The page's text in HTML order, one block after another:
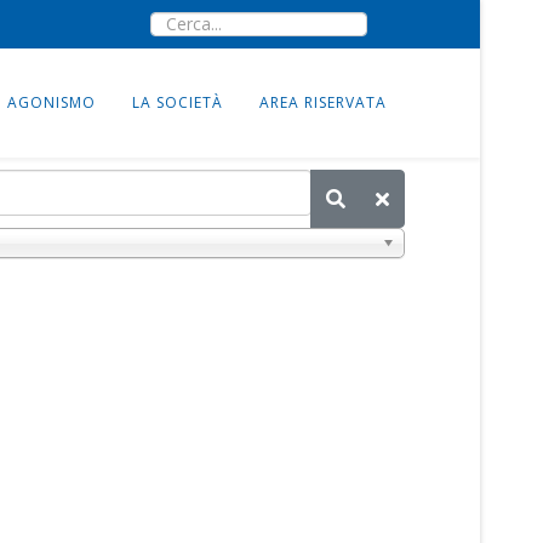
AGONISMO LA SOCIETÀ AREA RISERVATA